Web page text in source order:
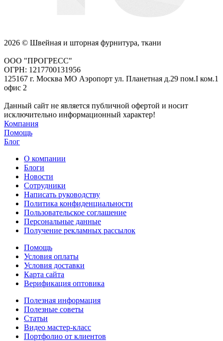
2026 © Швейная и шторная фурнитура, ткани
ООО "ПРОГРЕСС"
ОГРН: 1217700131956
125167 г. Москва МО Аэропорт ул. Планетная д.29 пом.I ком.1
офис 2
Данный сайт не является публичной офертой и носит
исключительно информационный характер!
Компания
Помощь
Блог
О компании
Блоги
Новости
Сотрудники
Написать руководству
Политика конфиденциальности
Пользовательское соглашение
Персональные данные
Получение рекламных рассылок
Помощь
Условия оплаты
Условия доставки
Карта сайта
Верификация оптовика
Полезная информация
Полезные советы
Статьи
Видео мастер-класс
Портфолио от клиентов